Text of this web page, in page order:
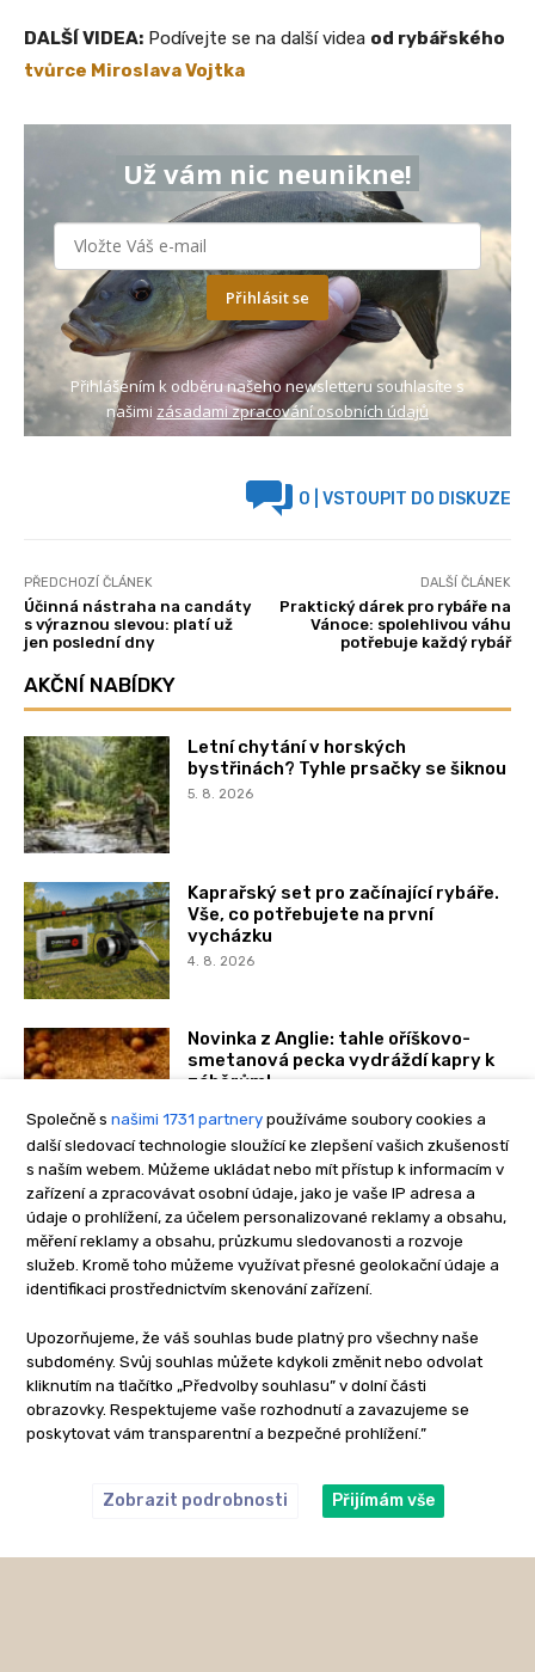
Společně s našimi 1731 partnery používáme soubory cookies a
další sledovací technologie sloužící ke zlepšení vašich zkušeností
s naším webem. Můžeme ukládat nebo mít přístup k informacím v
zařízení a zpracovávat osobní údaje, jako je vaše IP adresa a
údaje o prohlížení, za účelem personalizované reklamy a obsahu,
měření reklamy a obsahu, průzkumu sledovanosti a rozvoje
služeb. Kromě toho můžeme využívat přesné geolokační údaje a
identifikaci prostřednictvím skenování zařízení.
Upozorňujeme, že váš souhlas bude platný pro všechny naše
subdomény. Svůj souhlas můžete kdykoli změnit nebo odvolat
kliknutím na tlačítko „Předvolby souhlasu” v dolní části
obrazovky. Respektujeme vaše rozhodnutí a zavazujeme se
poskytovat vám transparentní a bezpečné prohlížení.”
Zobrazit podrobnosti Přijímám vše